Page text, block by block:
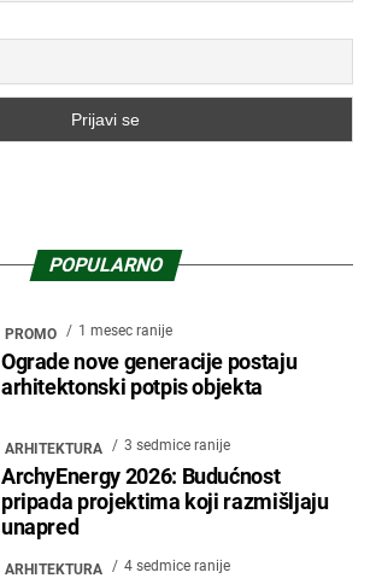
POPULARNO
PROMO 1 mesec ranije
Ograde nove generacije postaju
arhitektonski potpis objekta
ARHITEKTURA 3 sedmice ranije
ArchyEnergy 2026: Budućnost
pripada projektima koji razmišljaju
unapred
ARHITEKTURA 4 sedmice ranije